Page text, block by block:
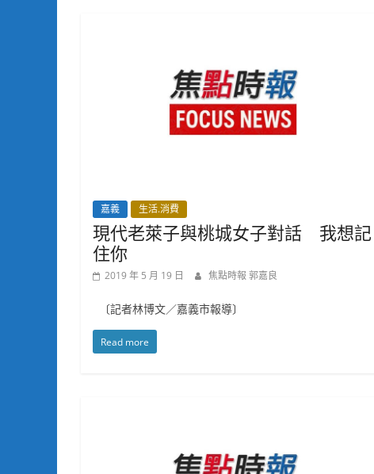
嘉義 生活.消費
現代老萊子與桃城女子對話 我想記
住你
2019 年 5 月 19 日 焦點時報 郭嘉良
〔記者林博文／嘉義市報導〕
Read more